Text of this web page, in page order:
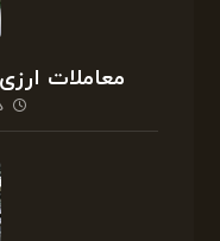
معاملات